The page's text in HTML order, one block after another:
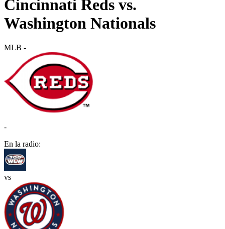
Cincinnati Reds vs.
Washington Nationals
MLB -
-
En la radio:
vs